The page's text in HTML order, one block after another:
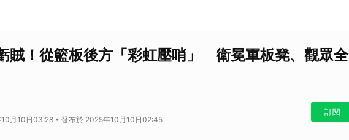
賊！從籃板後方「彩虹壓哨」 衛冕軍板凳、觀眾全
月10日03:28 • 發布於 2025年10月10日02:45
訂閱